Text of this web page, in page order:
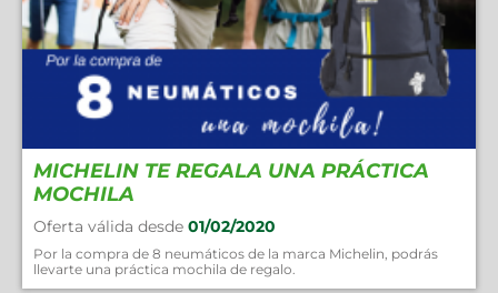
MICHELIN TE REGALA UNA PRÁCTICA
MOCHILA
Oferta válida desde 01/02/2020
Por la compra de 8 neumáticos de la marca Michelin, podrás
llevarte una práctica mochila de regalo.